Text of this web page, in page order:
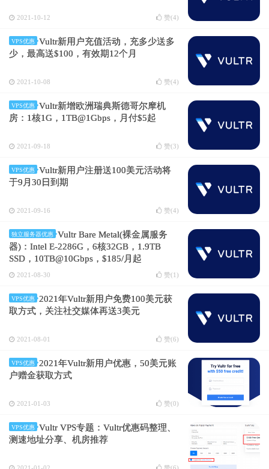
2021-10-12 赞(4)
VPS优惠
Vultr新用户充值活动，充多少送多
少，最高送$100，有效期12个月
2021-10-08 赞(4)
VPS优惠
Vultr新增欧洲瑞典斯德哥尔摩机
房：1核1G，1TB@1Gbps，月付$5起
2021-09-18 赞(3)
VPS优惠
Vultr新用户注册送100美元活动将
于9月30日到期
2021-09-16 赞(4)
独立服务器优惠
Vultr Bare Metal(裸金属服务
器)：Intel E-2286G，6核32GB，1.9TB
SSD，10TB@10Gbps，$185/月起
2021-08-30 赞(1 )
VPS优惠
2021年Vultr新用户免费100美元获
取方式，关注社交媒体再送3美元
2021-08-01 赞(6)
VPS优惠
2021年Vultr新用户优惠，50美元账
户赠金获取方式
2021-01-03 赞(0)
VPS优惠
Vultr VPS专题：Vultr优惠码整理、
测速地址分享、机房推荐